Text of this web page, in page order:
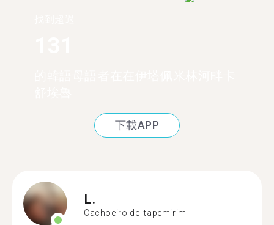
下載APP
L.
Cachoeiro de Itapemirim